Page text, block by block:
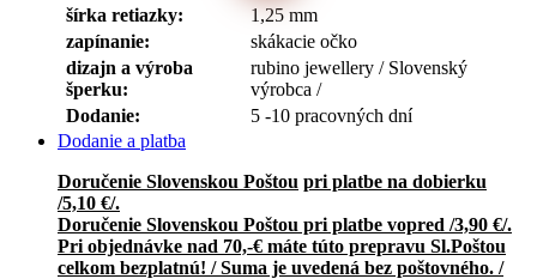
šírka retiazky:
1,25 mm
zapínanie:
skákacie očko
dizajn a výroba
šperku:
rubino jewellery / Slovenský
výrobca /
Dodanie:
5 -10 pracovných dní
Dodanie a platba
Doručenie Slovenskou Poštou pri platbe na dobierku
/5,10 €/.
Doručenie Slovenskou Poštou pri platbe vopred /3,90 €/.
Pri objednávke nad 70,-€ máte túto prepravu Sl.Poštou
celkom bezplatnú! / Suma je uvedená bez poštovného. /